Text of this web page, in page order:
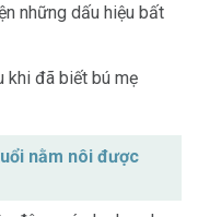
những dấu hiệu bất
khi đã biết bú mẹ
nằm nôi được